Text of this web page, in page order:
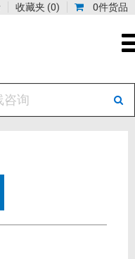
0件货品
收藏夹 (0)